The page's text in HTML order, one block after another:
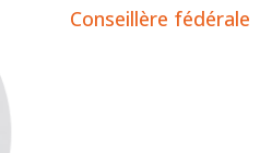
Conseillère fédérale